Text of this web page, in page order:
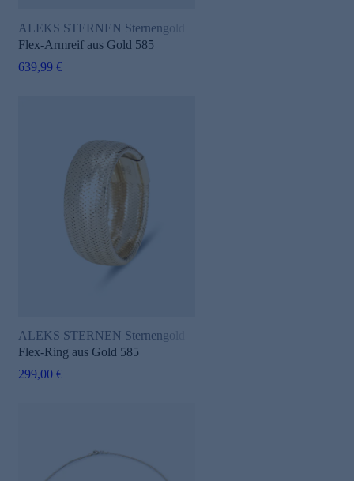
ALEKS STERNEN Sternengold
Flex-Armreif aus Gold 585
639,99 €
ALEKS STERNEN Sternengold
Flex-Ring aus Gold 585
299,00 €